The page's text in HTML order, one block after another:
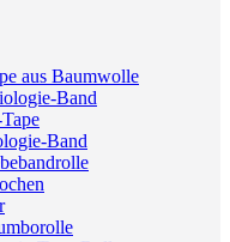
aus Baumwolle
Band
Band